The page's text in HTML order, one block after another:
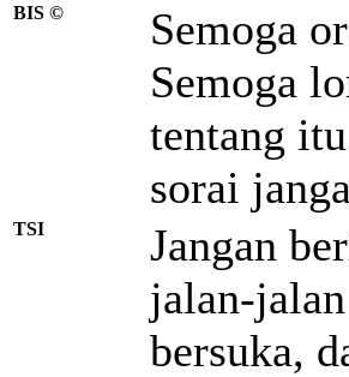
BIS ©
Semoga
Semoga
tentang
sorai
TSI
Jangan
jalan-
bersuka,